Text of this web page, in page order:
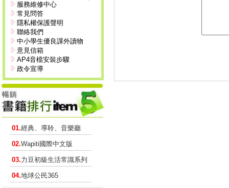
服務維修中心
常見問答
隱私權保護聲明
聯絡我們
中小學生優良課外讀物
意見信箱
AP4音檔安裝步驟
政令宣導
01.經典、導聆、音樂廳
02.Wapiti國際中文版
03.力豆初級生活常識系列
04.地球公民365